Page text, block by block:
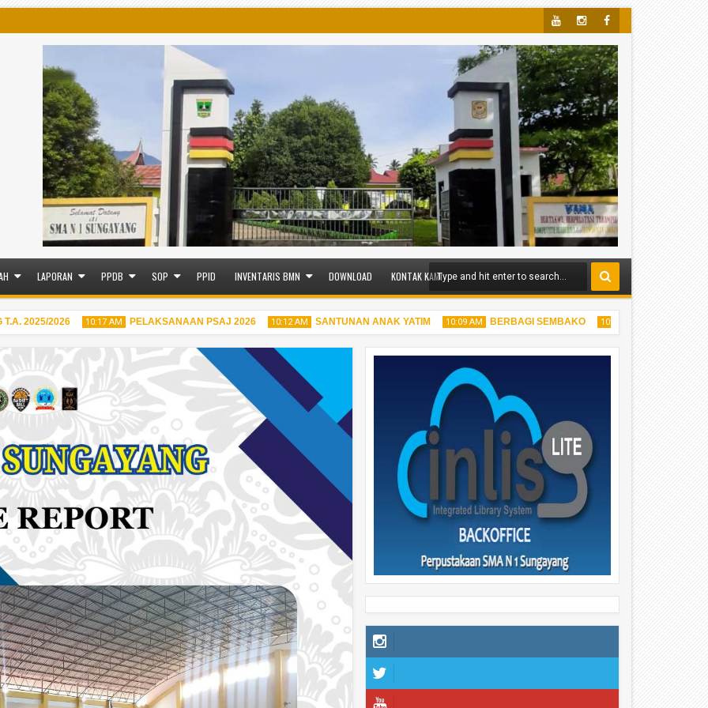
Face
Boo
K
Insta
Gra
M
Yout
Ube
LAPORAN PPDB SOP PPID INVENTARIS BMN DOWNLOAD KONTAK KAMI
2025/2026 10:17 AM
29 Apr
PELAKSANAAN PSAJ 2026 10:12 AM
29 Apr
2026
SANTUNAN ANAK YATIM 10:09 AM
29
BERBAGI SEMBAKO 10:05 AM
29